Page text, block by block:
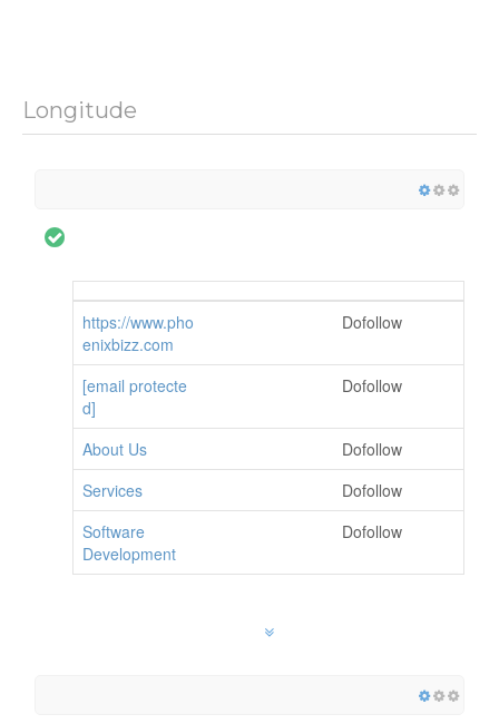
Longitude
https://www.pho
enixbizz.com
Dofollow
[email protecte
d]
Dofollow
About Us
Dofollow
Services
Dofollow
Software
Development
Dofollow